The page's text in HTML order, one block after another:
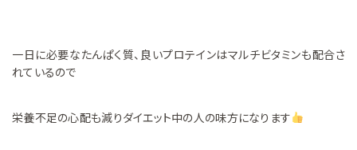
一日に必要なたんぱく質、良いプロテインはマルチビタミンも配合さ
れているので
栄養不足の心配も減りダイエット中の人の味方になります